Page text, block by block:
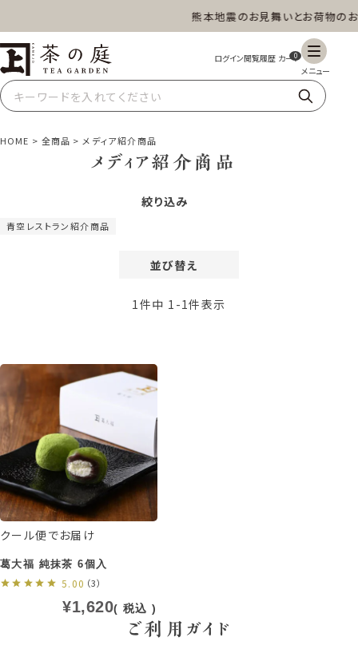
熊本地震のお見舞いとお荷物のお
茶の庭オンラインショップ 0
ギフト 特上高級茶 深蒸し茶 水出し茶
雑貨
HOME 全商品 メディア紹介商品
メディア紹介商品
絞り込み
青空レストラン紹介商品
並び替え
価格が高い順
1件中 1 -1件表示
クール便でお届け
葛大福 純抹茶 6個入
5.00 （3）
¥1,620 税込
ご利用ガイド